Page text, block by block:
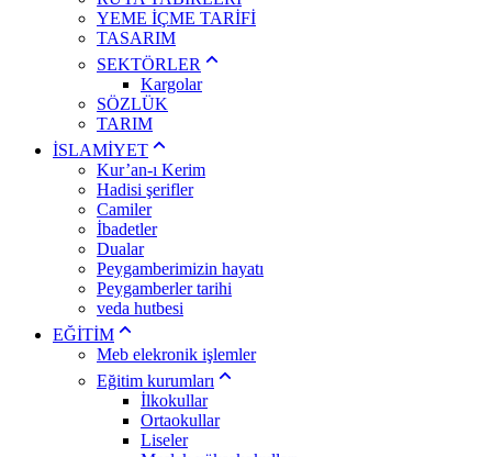
YEME İÇME TARİFİ
TASARIM
SEKTÖRLER
Kargolar
SÖZLÜK
TARIM
İSLAMİYET
Kur’an-ı Kerim
Hadisi şerifler
Camiler
İbadetler
Dualar
Peygamberimizin hayatı
Peygamberler tarihi
veda hutbesi
EĞİTİM
Meb elekronik işlemler
Eğitim kurumları
İlkokullar
Ortaokullar
Liseler